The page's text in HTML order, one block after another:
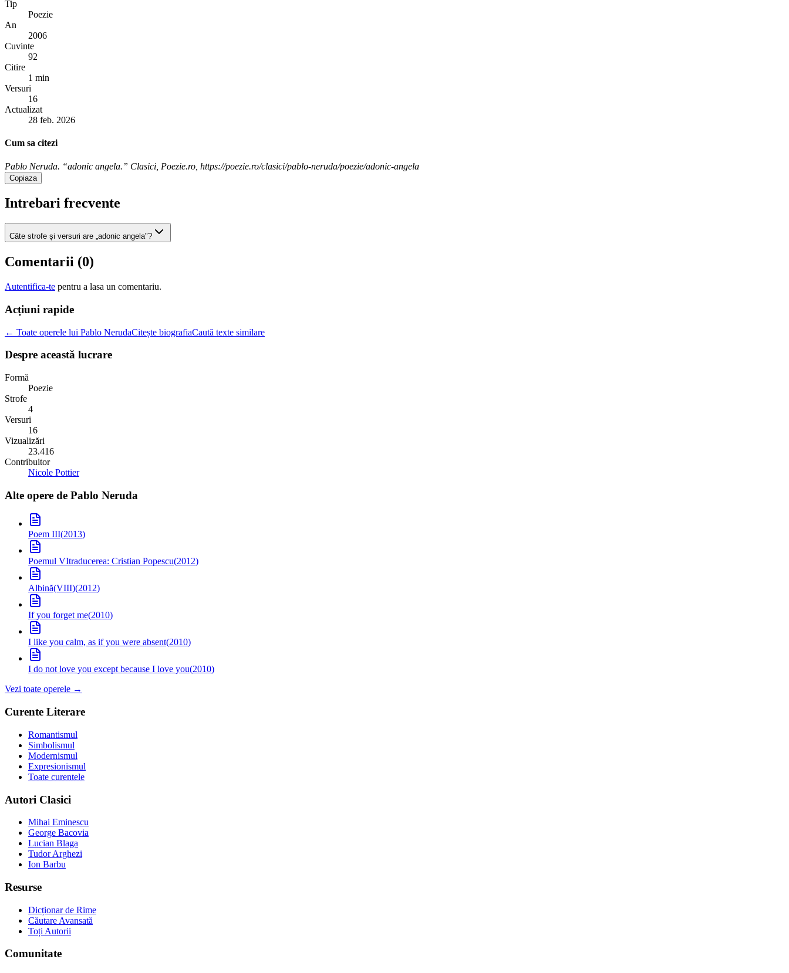
Tip
Poezie
An
2006
Cuvinte
92
Citire
1 min
Versuri
16
Actualizat
28 feb. 2026
Cum sa citezi
Pablo Neruda. “adonic angela.” Clasici, Poezie.ro, https://poezie.ro/clasici/pablo-neruda/poezie/adonic-angela
Copiaza
Intrebari frecvente
Câte strofe și versuri are „adonic angela"?
Comentarii (0)
Autentifica-te pentru a lasa un comentariu.
Acțiuni rapide
← Toate operele lui Pablo NerudaCitește biografiaCaută texte similare
Despre această lucrare
Formă
Poezie
Strofe
4
Versuri
16
Vizualizări
23.416
Contribuitor
Nicole Pottier
Alte opere de Pablo Neruda
Poem III(2013)
Poemul VItraducerea: Cristian Popescu(2012)
Albină(VIII)(2012)
If you forget me(2010)
I like you calm, as if you were absent(2010)
I do not love you except because I love you(2010)
Vezi toate operele →
Curente Literare
Romantismul
Simbolismul
Modernismul
Expresionismul
Toate curentele
Autori Clasici
Mihai Eminescu
George Bacovia
Lucian Blaga
Tudor Arghezi
Ion Barbu
Resurse
Dicționar de Rime
Căutare Avansată
Toți Autorii
Comunitate